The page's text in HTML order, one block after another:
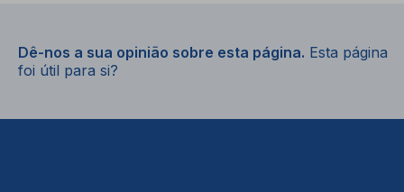
Dê-nos a sua opinião sobre esta página. Esta página
foi útil para si?